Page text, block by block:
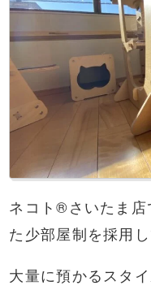
ネコト®さいたま店
た少部屋制を採用し
大量に預かるスタ